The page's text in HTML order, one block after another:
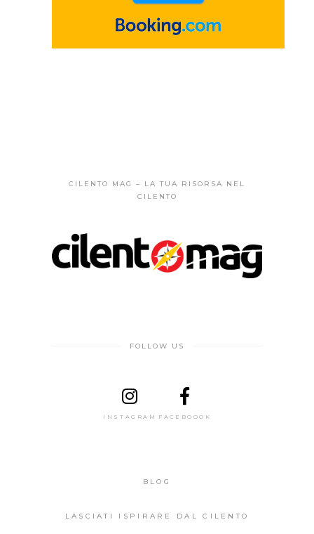
CILENTO MAG – LA TUA RISORSA NEL
CILENTO
FOLLOW US
INSTAGRAM FACEBOOOK
BLOG
LASCIATI ISPIRARE DAL CILENTO